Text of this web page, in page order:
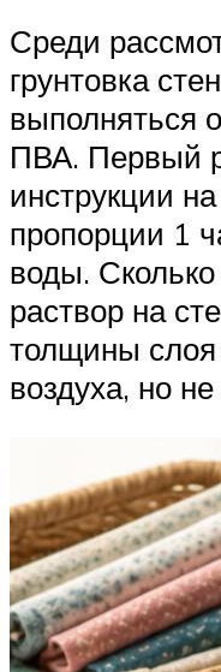
Среди
грунтовка
выполняться
ПВА. Первый
инструкции
пропорции 1
воды. Сколько
раствор на
толщины
воздуха, но